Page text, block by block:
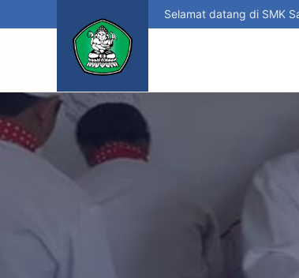
Selamat datang di SMK